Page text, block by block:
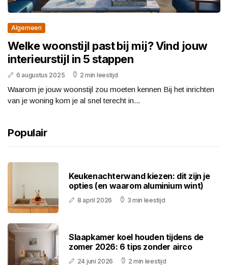
Algemeen
Welke woonstijl past bij mij? Vind jouw
interieurstijl in 5 stappen
6 augustus 2025 2 min leestijd
Waarom je jouw woonstijl zou moeten kennen Bij het inrichten
van je woning kom je al snel terecht in...
Populair
Keukenachterwand kiezen: dit zijn je
opties (en waarom aluminium wint)
8 april 2026 3 min leestijd
Slaapkamer koel houden tijdens de
zomer 2026: 6 tips zonder airco
24 juni 2026 2 min leestijd